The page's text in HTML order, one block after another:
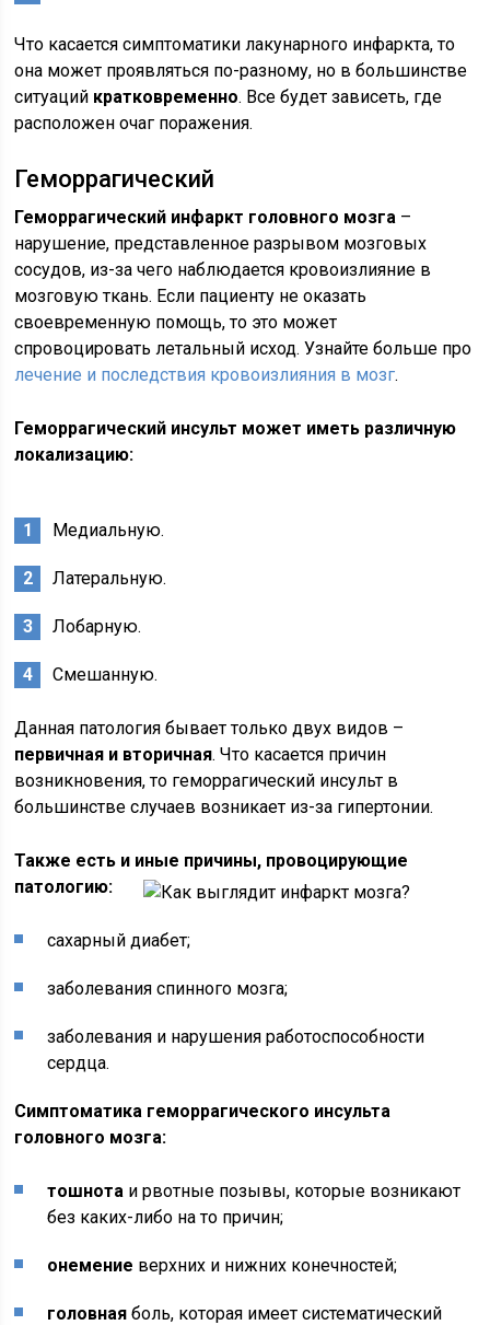
Что касается симптоматики лакунарного инфаркта, то
она может проявляться по-разному, но в большинстве
ситуаций кратковременно. Все будет зависеть, где
расположен очаг поражения.
Геморрагический
Геморрагический инфаркт головного мозга –
нарушение, представленное разрывом мозговых
сосудов, из-за чего наблюдается кровоизлияние в
мозговую ткань. Если пациенту не оказать
своевременную помощь, то это может
спровоцировать летальный исход. Узнайте больше про
лечение и последствия кровоизлияния в мозг.
Геморрагический инсульт может иметь различную
локализацию:
Медиальную.
Латеральную.
Лобарную.
Смешанную.
Данная патология бывает только двух видов –
первичная и вторичная. Что касается причин
возникновения, то геморрагический инсульт в
большинстве случаев возникает из-за гипертонии.
Также есть и иные причины, провоцирующие
патологию:
сахарный диабет;
заболевания спинного мозга;
заболевания и нарушения работоспособности
сердца.
Симптоматика геморрагического инсульта
головного мозга:
тошнота и рвотные позывы, которые возникают
без каких-либо на то причин;
онемение верхних и нижних конечностей;
головная боль, которая имеет систематический